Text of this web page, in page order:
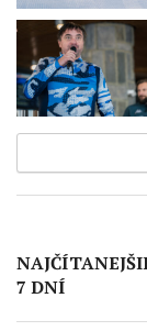
7 DNÍ